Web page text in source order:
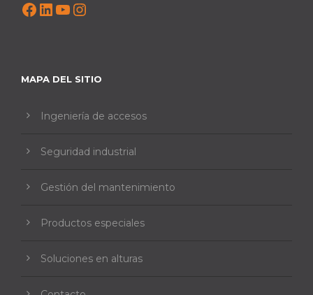
Facebook LinkedIn YouTube Instagram
MAPA DEL SITIO
Ingeniería de accesos
Seguridad industrial
Gestión del mantenimiento
Productos especiales
Soluciones en alturas